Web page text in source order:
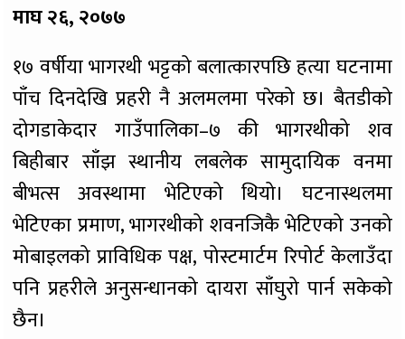
माघ २६, २०७७
१७ वर्षीया भागरथी भट्टको बलात्कारपछि हत्या घटनामा
पाँच दिनदेखि प्रहरी नै अलमलमा परेको छ। बैतडीको
दोगडाकेदार गाउँपालिका–७ की भागरथीको शव
बिहीबार साँझ स्थानीय लबलेक सामुदायिक वनमा
बीभत्स अवस्थामा भेटिएको थियो। घटनास्थलमा
भेटिएका प्रमाण, भागरथीको शवनजिकै भेटिएको उनको
मोबाइलको प्राविधिक पक्ष, पोस्टमार्टम रिपोर्ट केलाउँदा
पनि प्रहरीले अनुसन्धानको दायरा साँघुरो पार्न सकेको
छैन।